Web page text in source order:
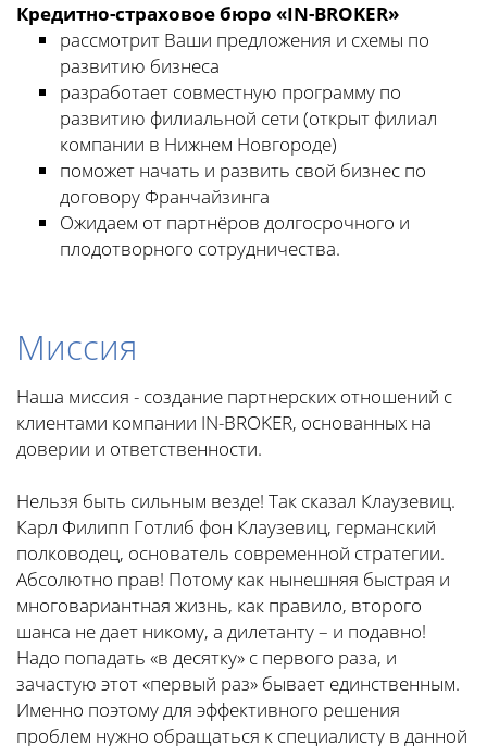
Кредитно-страховое бюро «IN-BROKER»
рассмотрит Ваши предложения и схемы по
развитию бизнеса
разработает совместную программу по
развитию филиальной сети (открыт филиал
компании в Нижнем Новгороде)
поможет начать и развить свой бизнес по
договору Франчайзинга
Ожидаем от партнёров долгосрочного и
плодотворного сотрудничества.
Миссия
Наша миссия - создание партнерских отношений с
клиентами компании IN-BROKER, основанных на
доверии и ответственности.
Нельзя быть сильным везде! Так сказал Клаузевиц.
Карл Филипп Готлиб фон Клаузевиц, германский
полководец, основатель современной стратегии.
Абсолютно прав! Потому как нынешняя быстрая и
многовариантная жизнь, как правило, второго
шанса не дает никому, а дилетанту – и подавно!
Надо попадать «в десятку» с первого раза, и
зачастую этот «первый раз» бывает единственным.
Именно поэтому для эффективного решения
проблем нужно обращаться к специалисту в данной